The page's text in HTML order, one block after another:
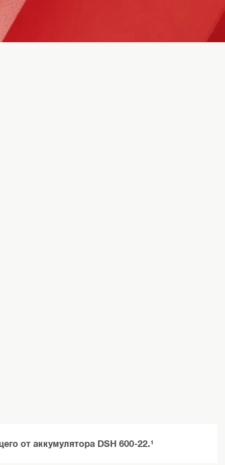
от аккумулятора DSH 600-22.¹